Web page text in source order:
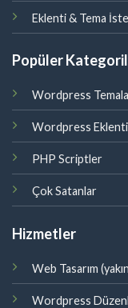
Eklenti & Tema
Popüler
Wordpress
Wordpress
PHP Scriptler
Çok Satanlar
Hizmetler
Web Tasarım
Wordpress